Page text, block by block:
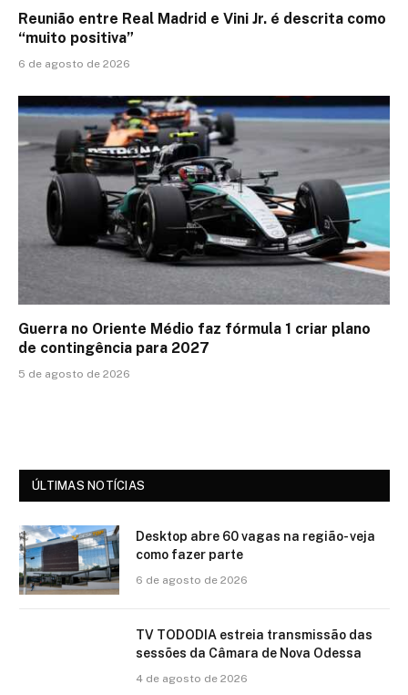
Reunião entre Real Madrid e Vini Jr. é descrita como
“muito positiva”
6 de agosto de 2026
Guerra no Oriente Médio faz fórmula 1 criar plano
de contingência para 2027
5 de agosto de 2026
ÚLTIMAS NOTÍCIAS
Desktop abre 60 vagas na região- veja
como fazer parte
6 de agosto de 2026
TV TODODIA estreia transmissão das
sessões da Câmara de Nova Odessa
4 de agosto de 2026